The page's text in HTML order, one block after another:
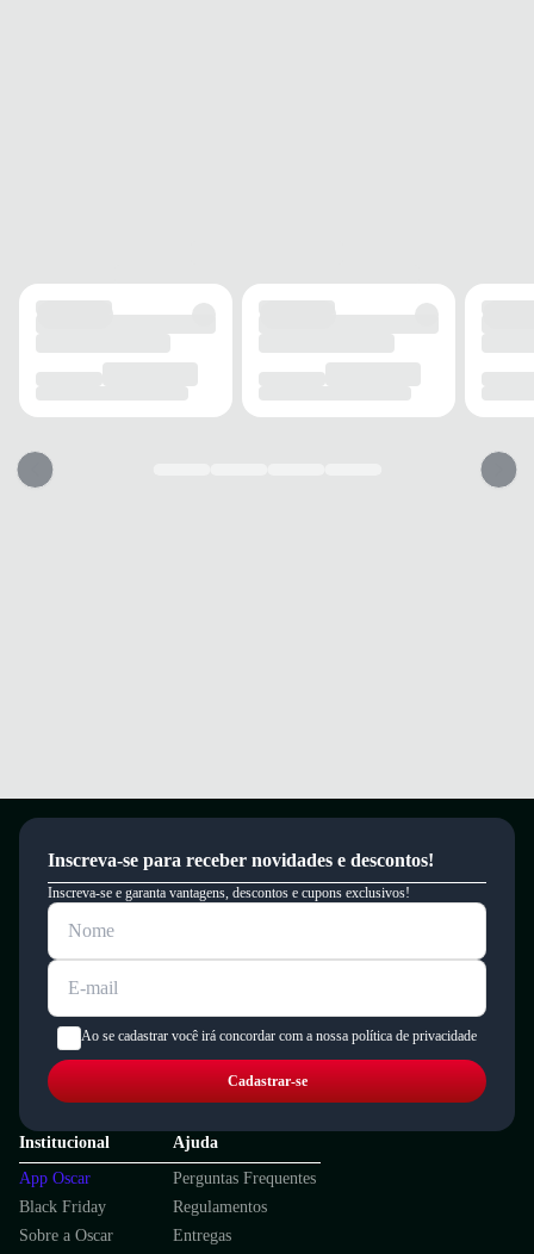
Inscreva-se para receber novidades e descontos!
Inscreva-se e garanta vantagens, descontos e cupons exclusivos!
Ao se cadastrar você irá concordar com a nossa política de privacidade
Cadastrar-se
Institucional
App Oscar
Black Friday
Sobre a Oscar
Ajuda
Perguntas Frequentes
Regulamentos
Entregas